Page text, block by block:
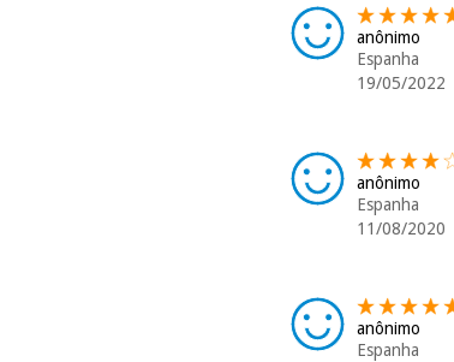
anônimo
Espanha
19/05/2022
anônimo
Espanha
11/08/2020
anônimo
Espanha